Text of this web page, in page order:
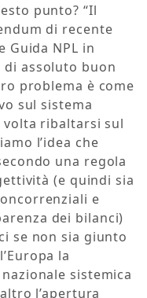
punto? “Il
di recente
Guida NPL in
assoluto buon
problema è come
sul sistema
volta ribaltarsi sul
l’idea che
una regola
(e quindi sia
e
dei bilanci)
se non sia giunto
la
sistemica
l’apertura